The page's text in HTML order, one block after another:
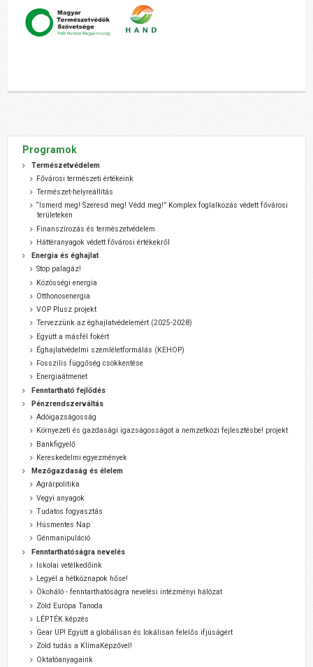
Programok
Természetvédelem
Fővárosi természeti értékeink
Természet-helyreállítás
“Ismerd meg! Szeresd meg! Védd meg!” Komplex foglalkozás védett fővárosi
területeken
Finanszírozás és természetvédelem
Háttéranyagok védett fővárosi értékekről
Energia és éghajlat
Stop palagáz!
Közösségi energia
Otthonosenergia
VOP Plusz projekt
Tervezzünk az éghajlatvédelemért (2025-2028)
Együtt a másfél fokért
Éghajlatvédelmi szemléletformálás (KEHOP)
Fosszilis függőség csökkentése
Energiaátmenet
Fenntartható fejlődés
Pénzrendszerváltás
Adóigazságosság
Környezeti és gazdasági igazságosságot a nemzetközi fejlesztésbe! projekt
Bankfigyelő
Kereskedelmi egyezmények
Mezőgazdaság és élelem
Agrárpolitika
Vegyi anyagok
Tudatos fogyasztás
Húsmentes Nap
Génmanipuláció
Fenntarthatóságra nevelés
Iskolai vetélkedőink
Legyél a hétköznapok hőse!
Ökoháló - fenntarthatóságra nevelési intézményi hálózat
Zöld Európa Tanoda
LÉPTÉK képzés
Gear UP! Együtt a globálisan és lokálisan felelős ifjúságért
Zöld tudás a KlímaKépzővel!
Oktatóanyagaink